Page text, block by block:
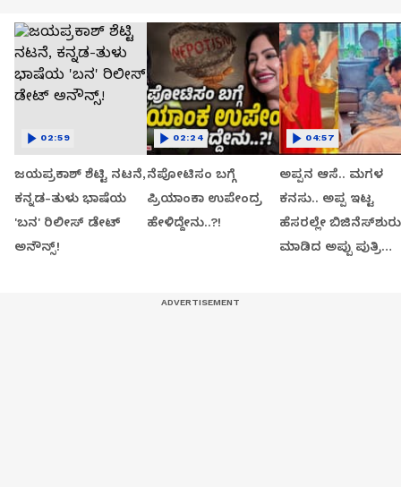
ಜಯಪ್ರಕಾಶ್ ಶೆಟ್ಟಿ ನಟನೆ,
ಕನ್ನಡ-ತುಳು ಭಾಷೆಯ
'ಬನ' ರಿಲೀಸ್ ಡೇಟ್
ಅನೌನ್ಸ್!
02:59
ನೆಪೋಟಿಸಂ ಬಗ್ಗೆ
ಪ್ರಿಯಾಂಕಾ ಉಪೇಂದ್ರ
ಹೇಳಿದ್ದೇನು..?!
02:24
ಅಪ್ಪನ ಆಸೆ.. ಮಗಳ
ಕನಸು.. ಅಪ್ಪ ಇಟ್ಟ
ಹೆಸರಲ್ಲೇ ಬಿಜಿನೆಸ್​ಶುರು
ಮಾಡಿದ ಅಪ್ಪು ಪುತ್ರಿ
04:57